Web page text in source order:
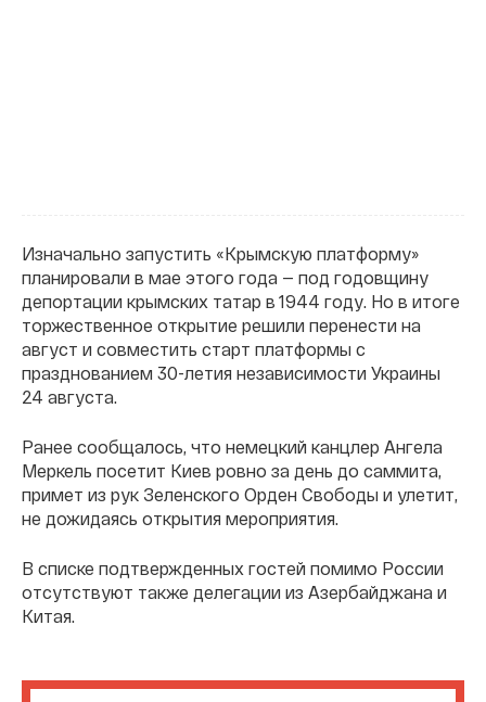
Изначально запустить «Крымскую платформу»
планировали в мае этого года — под годовщину
депортации крымских татар в 1944 году. Но в итоге
торжественное открытие решили перенести на
август и совместить старт платформы с
празднованием 30-летия независимости Украины
24 августа.
Ранее сообщалось, что немецкий канцлер Ангела
Меркель посетит Киев ровно за день до саммита,
примет из рук Зеленского Орден Свободы и улетит,
не дожидаясь открытия мероприятия.
В списке подтвержденных гостей помимо России
отсутствуют также делегации из Азербайджана и
Китая.